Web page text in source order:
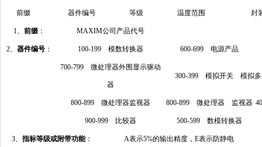
前缀 器件编号 等级 温度范围 封
1、 前缀 ： MAXIM公司产品代号
2、 器件编号 ： 100-199 模数转换器 600-699 电源产品
700-799 微处理器外围显示驱动
器
300-399 模拟开关 模拟多
800-899 微处理器监视器 800-899 微处理器 监视器
900-999 比较器 500-599 数模转换器
3、 指标等级或附带功能： A表示5%的输出精度，E表示防静电